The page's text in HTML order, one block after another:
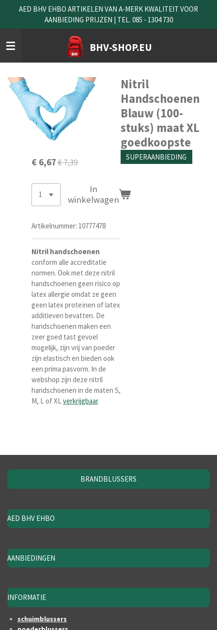
naar
de
hoofdinhoud
BHV-SHOP.EU
AED BHV EHBO ARTIKELEN VAN A-MERK KWALITEIT VOOR
AANBIEDING PRIJZEN | TEL. 085 - 1304 730
Nitril
Handschoenen
Blauw (100-
stuks) maat XL
goedkoopste
SUPERAANBIEDING
€ 6,67€ 7,39
In
winkelwagen
Artikelnummer: 10777478
Nitril handschoenen
conform alle accreditatie
normen. Ook met deze nitril
handschoenen geen risico op
latex allergie omdat ze geen
geen latex proteïnen of latex
additieven bevatten. De
handschoenen maken een
zeer goed tast gevoel
mogelijk, zijn vrij van poeder
zijn elastisch en bieden ook
een prima pasvorm. In de
webshop zijn deze nitril
handschoenen in de maten S,
M, L of XLverkrijgbaar.
BRANDBLUSSERS
AED BHV EHBO
AANBIEDINGEN
INFORMATIE
schuimblussers